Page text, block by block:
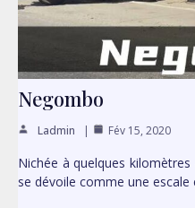
Negombo
Ladmin Fév 15, 2020
Nichée à quelques
se dévoile comme une